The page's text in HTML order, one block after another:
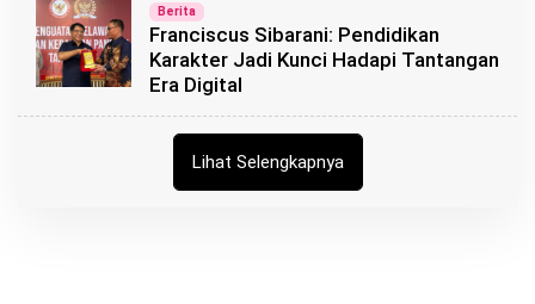
Berita
Franciscus Sibarani: Pendidikan
Karakter Jadi Kunci Hadapi Tantangan
Era Digital
Lihat Selengkapnya